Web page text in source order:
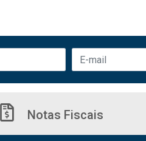
Notas Fiscais